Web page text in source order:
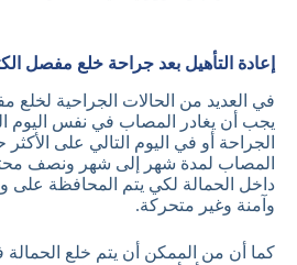
إعادة التأهيل بعد جراحة خلع مفصل
في العديد من الحالات الجراحية لخلع
يجب أن يغادر المصاب في نفس اليوم
الجراحة أو في اليوم التالي على
المصاب لمدة شهر إلى شهر ونصف
داخل الحمالة لكي يتم المحافظة على
وآمنة وغير متحركة.
كما أن من الممكن أن يتم خلع